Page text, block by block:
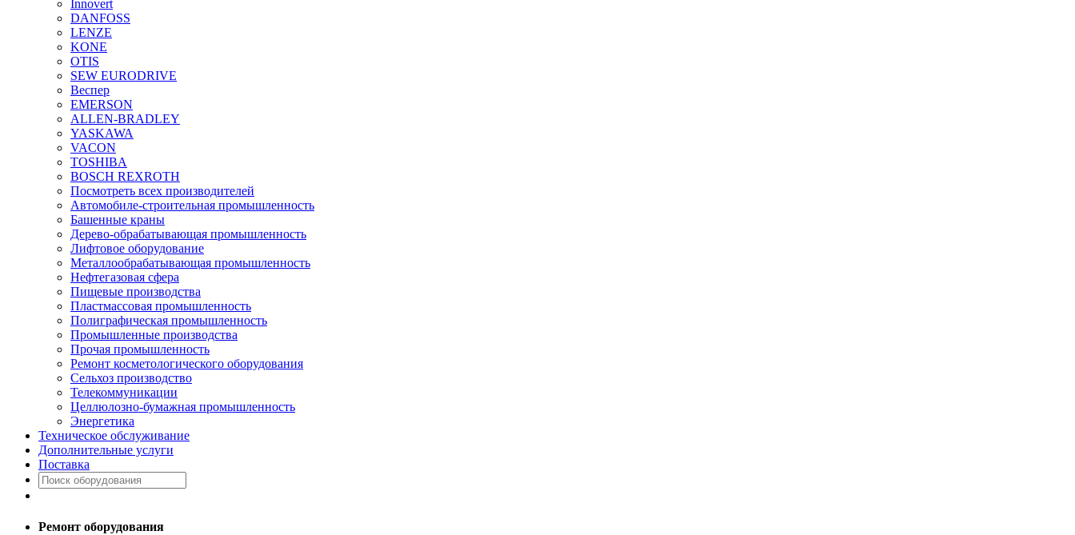
Innovert
DANFOSS
LENZE
KONE
OTIS
SEW EURODRIVE
Веспер
EMERSON
ALLEN-BRADLEY
YASKAWA
VACON
TOSHIBA
BOSCH REXROTH
Посмотреть всех производителей
Автомобиле-строительная промышленность
Башенные краны
Дерево-обрабатывающая промышленность
Лифтовое оборудование
Металлообрабатывающая промышленность
Нефтегазовая сфера
Пищевые производства
Пластмассовая промышленность
Полиграфическая промышленность
Промышленные производства
Прочая промышленность
Ремонт косметологического оборудования
Сельхоз производство
Телекоммуникации
Целлюлозно-бумажная промышленность
Энергетика
Техническое обслуживание
Дополнительные услуги
Поставка
Ремонт оборудования